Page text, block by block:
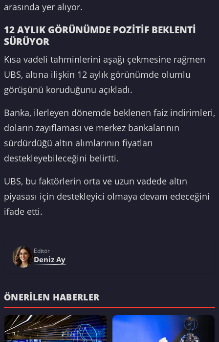
arasında yer alıyor.
12 AYLIK GÖRÜNÜMDE POZİTİF BEKLENTİ
SÜRÜYOR
Kısa vadeli tahminlerini aşağı çekmesine rağmen
UBS, altına ilişkin 12 aylık görünümde olumlu
görüşünü koruduğunu açıkladı.
Banka, ilerleyen dönemde beklenen faiz indirimleri,
doların zayıflaması ve merkez bankalarının
sürdürdüğü altın alımlarının fiyatları
destekleyebileceğini belirtti.
UBS, bu faktörlerin orta ve uzun vadede altın
piyasası için destekleyici olmaya devam edeceğini
ifade etti.
Editör
Deniz Ay
ÖNERILEN HABERLER